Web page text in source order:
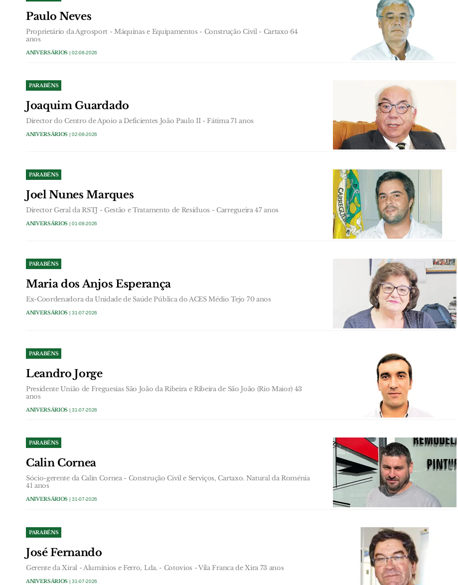
Paulo Neves
Proprietário da Agrosport - Máquinas e Equipamentos - Construção Civil - Cartaxo 64
anos
ANIVERSÁRIOS | 02-08-2026
PARABÉNS
Joaquim Guardado
Director do Centro de Apoio a Deficientes João Paulo II - Fátima 71 anos
ANIVERSÁRIOS | 02-08-2026
PARABÉNS
Joel Nunes Marques
Director Geral da RSTJ - Gestão e Tratamento de Resíduos - Carregueira 47 anos
ANIVERSÁRIOS | 01-08-2026
PARABÉNS
Maria dos Anjos Esperança
Ex-Coordenadora da Unidade de Saúde Pública do ACES Médio Tejo 70 anos
ANIVERSÁRIOS | 31-07-2026
PARABÉNS
Leandro Jorge
Presidente União de Freguesias São João da Ribeira e Ribeira de São João (Rio Maior) 43
anos
ANIVERSÁRIOS | 31-07-2026
PARABÉNS
Calin Cornea
Sócio-gerente da Calin Cornea - Construção Civil e Serviços, Cartaxo. Natural da Roménia
41 anos
ANIVERSÁRIOS | 31-07-2026
PARABÉNS
José Fernando
Gerente da Xiral - Alumínios e Ferro, Lda. - Cotovios - Vila Franca de Xira 73 anos
ANIVERSÁRIOS | 31-07-2026